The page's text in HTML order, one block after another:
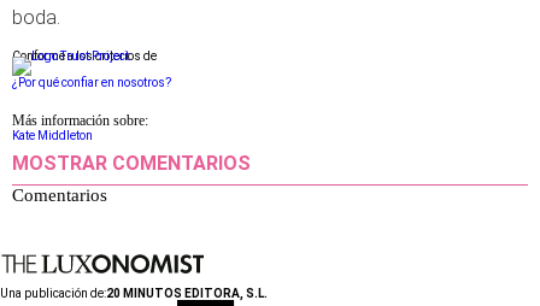
boda.
Conforme a los criterios de
¿Por qué confiar en nosotros?
Más información sobre:
Kate Middleton
MOSTRAR COMENTARIOS
Comentarios
Una publicación de:20 MINUTOS EDITORA, S.L.